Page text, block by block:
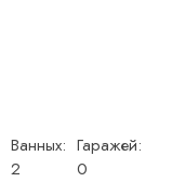
Ванных:
2
Гаражей:
0